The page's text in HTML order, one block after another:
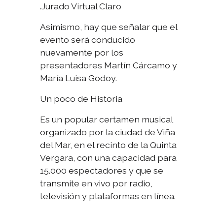
.Jurado Virtual Claro
Asimismo, hay que señalar que el
evento será conducido
nuevamente por los
presentadores Martín Cárcamo y
María Luisa Godoy.
Un poco de Historia
Es un popular certamen musical
organizado por la ciudad de Viña
del Mar, en el recinto de la Quinta
Vergara, con una capacidad para
15.000 espectadores y que se
transmite en vivo por radio,
televisión y plataformas en línea.